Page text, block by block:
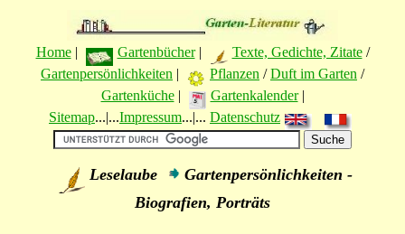
Home| Gartenbücher| Texte, Gedichte, Zitate/
Gartenpersönlichkeiten | Pflanzen /Duft im Garten /
Gartenküche| Gartenkalender|
Sitemap...|...Impressum...|... Datenschutz
Leselaube
Gartenpersönlichkeiten -
Biografien, Porträts